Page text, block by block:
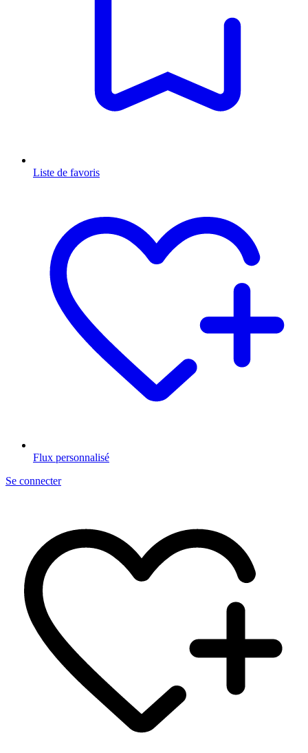
Liste de favoris
Flux personnalisé
Se connecter